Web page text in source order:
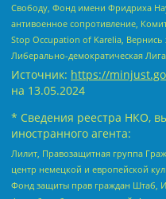
Свободу, Фонд имени Фридриха
антивоенное сопротивление,
Stop Occupation of Karelia,
Либерально-демократическая
Источник: https://
на 13.05.2024
* Сведения реестра НКО,
иностранного агента:
Лилит, Правозащитная группа
центр немецкой и европейской
Фонд защиты прав граждан Штаб,